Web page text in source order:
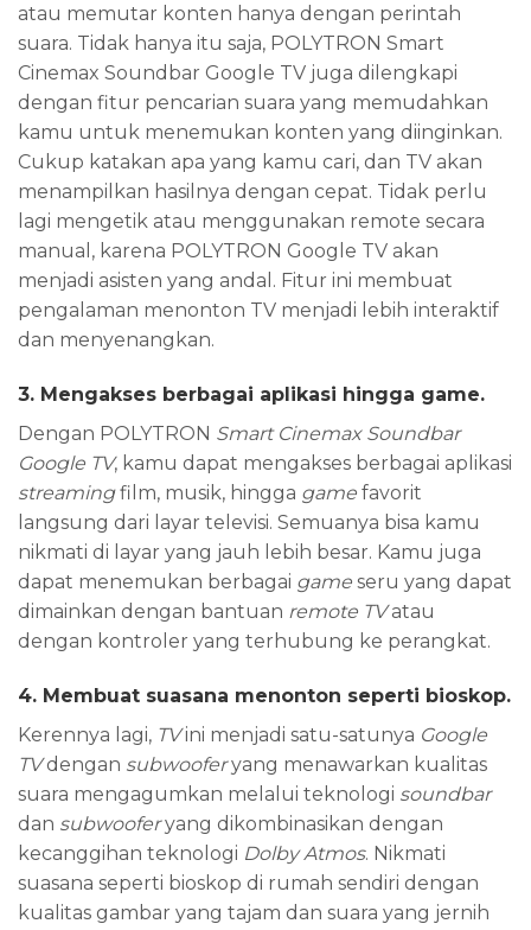
atau memutar konten hanya dengan perintah
suara. Tidak hanya itu saja, POLYTRON Smart
Cinemax Soundbar Google TV juga dilengkapi
dengan fitur pencarian suara yang memudahkan
kamu untuk menemukan konten yang diinginkan.
Cukup katakan apa yang kamu cari, dan TV akan
menampilkan hasilnya dengan cepat. Tidak perlu
lagi mengetik atau menggunakan remote secara
manual, karena POLYTRON Google TV akan
menjadi asisten yang andal. Fitur ini membuat
pengalaman menonton TV menjadi lebih interaktif
dan menyenangkan.
3. Mengakses berbagai aplikasi hingga game.
Dengan POLYTRON Smart Cinemax Soundbar
Google TV, kamu dapat mengakses berbagai aplikasi
streamingfilm, musik, hingga game favorit
langsung dari layar televisi. Semuanya bisa kamu
nikmati di layar yang jauh lebih besar. Kamu juga
dapat menemukan berbagai game seru yang dapat
dimainkan dengan bantuan remote TVatau
dengan kontroler yang terhubung ke perangkat.
4. Membuat suasana menonton seperti bioskop.
Kerennya lagi, TVini menjadi satu-satunya Google
TVdengan subwooferyang menawarkan kualitas
suara mengagumkan melalui teknologi soundbar
dan subwooferyang dikombinasikan dengan
kecanggihan teknologi Dolby Atmos. Nikmati
suasana seperti bioskop di rumah sendiri dengan
kualitas gambar yang tajam dan suara yang jernih